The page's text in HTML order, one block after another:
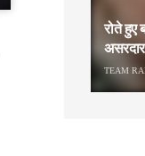
रोते
TEAM